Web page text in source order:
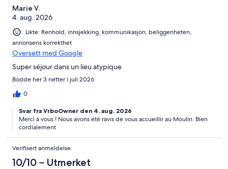
Marie V.
4. aug. 2026
Likte: Renhold, innsjekking, kommunikasjon, beliggenheten,
annonsens korrekthet
Oversett med Google
Super séjour dans un lieu atypique
Bodde her 3 netter i juli 2026
0
Svar fra VrboOwner den 4. aug. 2026
Merci à vous ! Nous avons été ravis de vous accueillir au Moulin. Bien
cordialement
Verifisert anmeldelse
10/10 – Utmerket